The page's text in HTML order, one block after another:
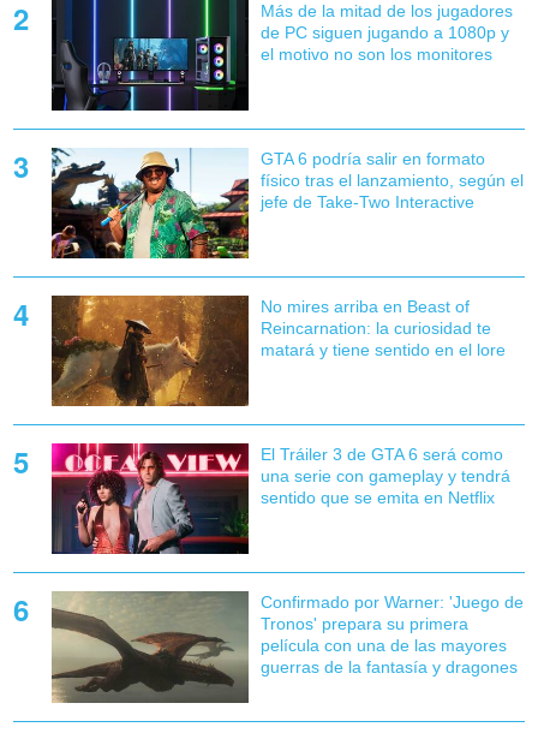
Más de la mitad de los jugadores
de PC siguen jugando a 1080p y
el motivo no son los monitores
GTA 6 podría salir en formato
físico tras el lanzamiento, según el
jefe de Take-Two Interactive
No mires arriba en Beast of
Reincarnation: la curiosidad te
matará y tiene sentido en el lore
El Tráiler 3 de GTA 6 será como
una serie con gameplay y tendrá
sentido que se emita en Netflix
Confirmado por Warner: 'Juego de
Tronos' prepara su primera
película con una de las mayores
guerras de la fantasía y dragones